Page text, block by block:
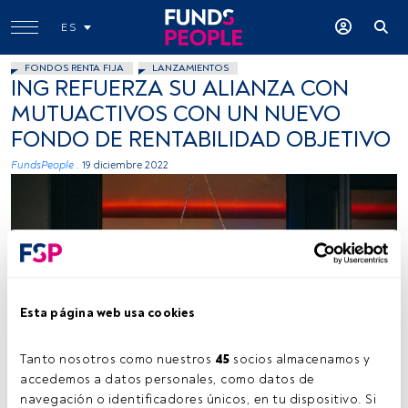
Esta página web usa cookies
Tanto nosotros como nuestros 45 socios almacenamos y
accedemos a datos personales, como datos de
navegación o identificadores únicos, en tu dispositivo. Si
ES
FONDOS RENTA FIJA LANZAMIENTOS
ING REFUERZA SU ALIANZA CON
MUTUACTIVOS CON UN NUEVO
FONDO DE RENTABILIDAD OBJETIVO
FundsPeople . 19 diciembre 2022
Tiempo lectura: 1 min.